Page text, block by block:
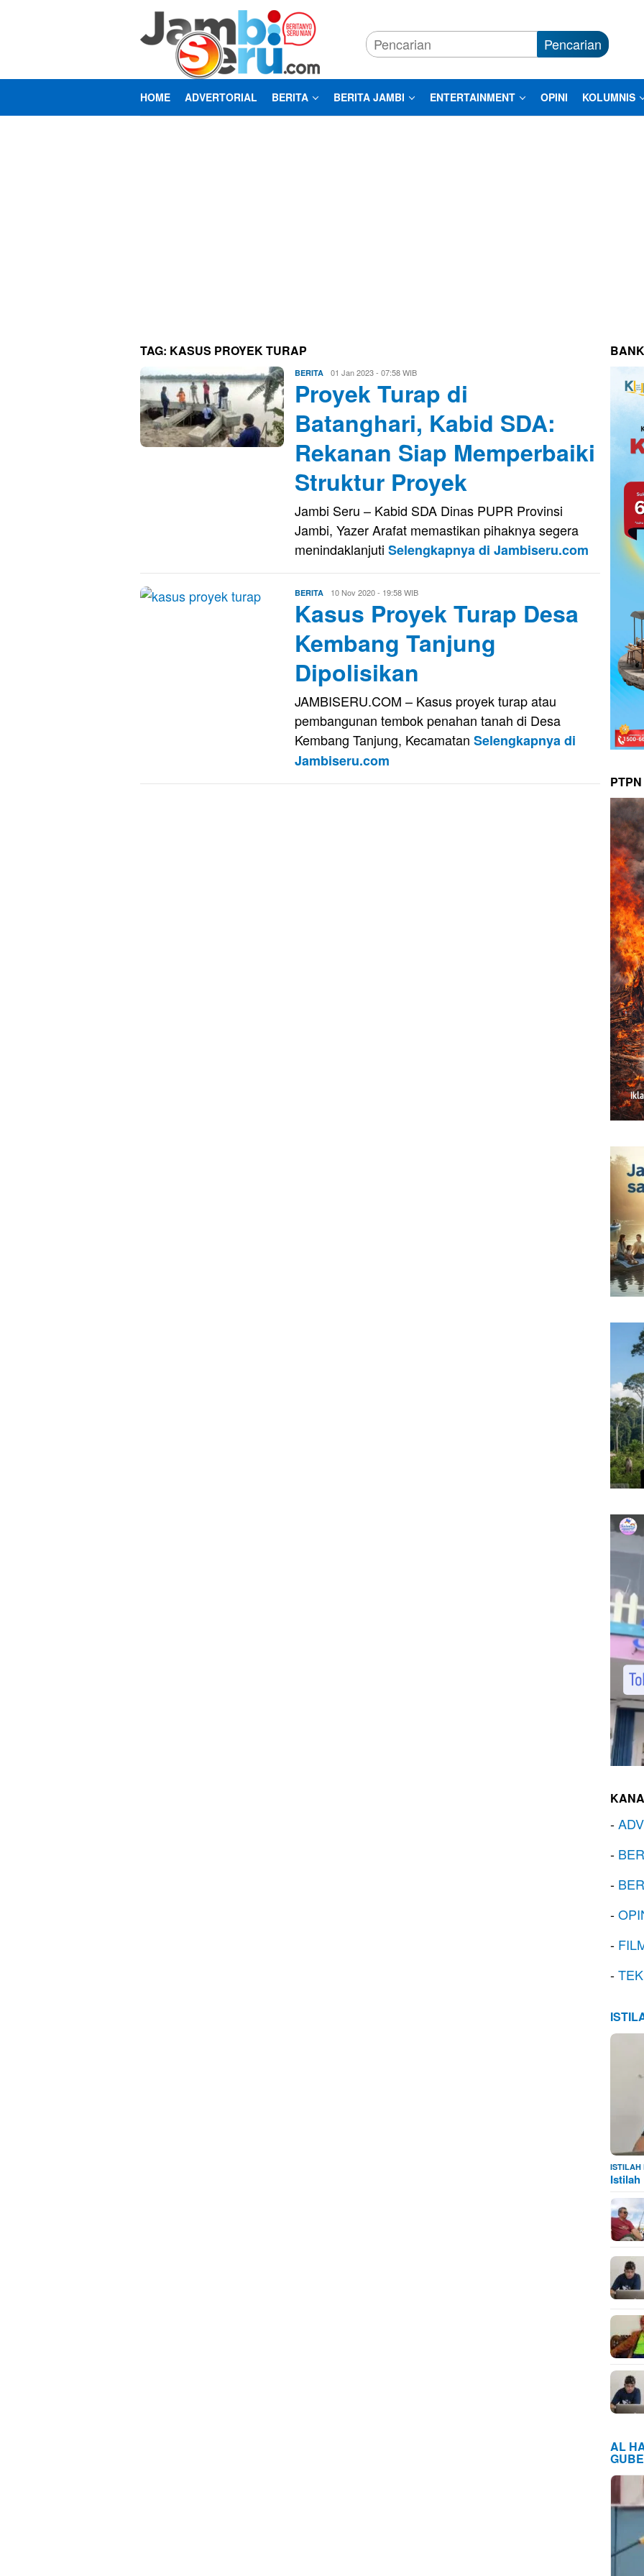
Pencarian
HOME ADVERTORIAL BERITA BERITA JAMBI ENTERTAINMENT OPINI KOLUMNIS
TAG: KASUS PROYEK TURAP
BERITA Eri01 Jan 2023 - 07:58 WIB
Proyek Turap di
Batanghari, Kabid SDA:
Rekanan Siap Memperbaiki
Struktur Proyek
Jambi Seru – Kabid SDA Dinas PUPR Provinsi
Jambi, Yazer Arafat memastikan pihaknya segera
menindaklanjuti Selengkapnya di Jambiseru.com
BERITA Evo
10 Nov 2020 - 19:58 WIB
Kasus Proyek Turap Desa
Kembang Tanjung
Dipolisikan
JAMBISERU.COM – Kasus proyek turap atau
pembangunan tembok penahan tanah di Desa
Kembang Tanjung, Kecamatan Selengkapnya di
Jambiseru.com
-
-
-
-
-
-
ISTILAH
Istilah
AL